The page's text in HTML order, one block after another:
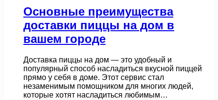
Основные преимущества
доставки пиццы на дом в
вашем городе
Доставка пиццы на дом — это удобный и
популярный способ насладиться вкусной пиццей
прямо у себя в доме. Этот сервис стал
незаменимым помощником для многих людей,
которые хотят насладиться любимым…